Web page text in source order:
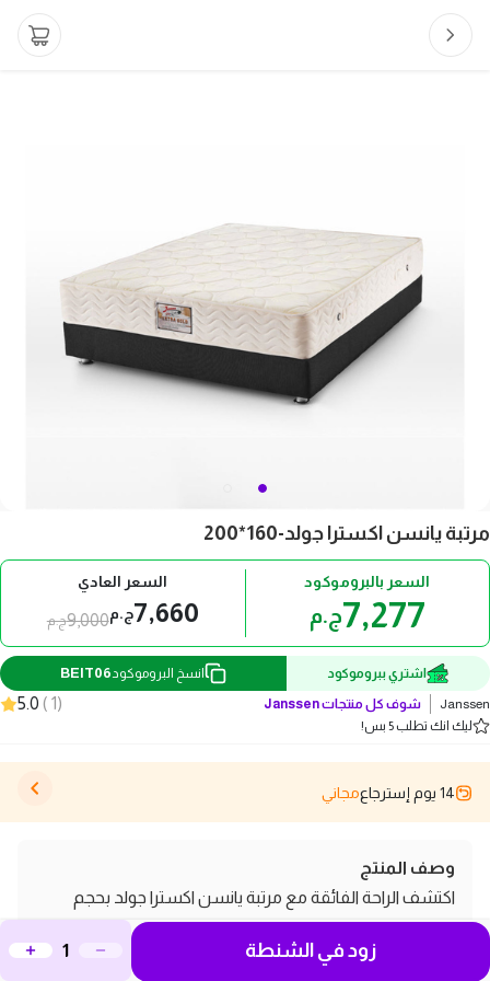
مرتبة يانسن اكسترا جولد-160*200
السعر بالبروموكود
7,277ج.م
السعر العادي
7,660ج.م9,000ج.م
اشتري ببروموكود انسخ البروموكود BEIT06
Janssen شوف كل منتجاتJanssen
(
1
)
5.0
ليك انك تطلب 5 بس!
14 يوم إسترجاع مجاني
وصف المنتج
اكتشف الراحة الفائقة مع مرتبة يانسن اكسترا جولد بحجم
160*200 سم، الخيار المثالي لتحسين جودة نومك. تتميز هذه
المرتبة بتصميمها المتطور الذي يجمع بين الدعم المثالي
زود في الشنطة